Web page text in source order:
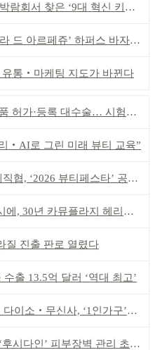
회서 찾은 ‘9대 혁신 키워드’
아르페쥬’ 하퍼스 바자 화보 공개
유통‧마케팅 지도가 바뀐다
가·등록 대수술… 시험자료 공용 허용
‧AI로 그린 미래 뷰티 교육”
, ‘2026 뷰티페스타’ 공동 주최
, 30년 카뮤플라지 헤리티지 담아
질 진출 판로 열렸다
수출 13.5억 달러 ‘역대 최고’
소‧무신사, ‘1인가구’가 이끈다
다인’ 피부장벽 관리 초점 ‘리브랜딩’